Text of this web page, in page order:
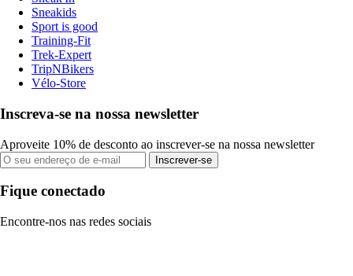
Sneakids
Sport is good
Training-Fit
Trek-Expert
TripNBikers
Vélo-Store
Inscreva-se na nossa newsletter
Aproveite 10% de desconto ao inscrever-se na nossa newsletter
Inscrever-se
Fique conectado
Encontre-nos nas redes sociais